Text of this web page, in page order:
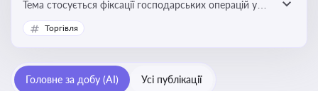
Тема стосується фіксації господарських операцій у
бухгалтерському обліку та є основою для
податкового обліку
Торгівля
Головне за добу (AI) Усі публікації